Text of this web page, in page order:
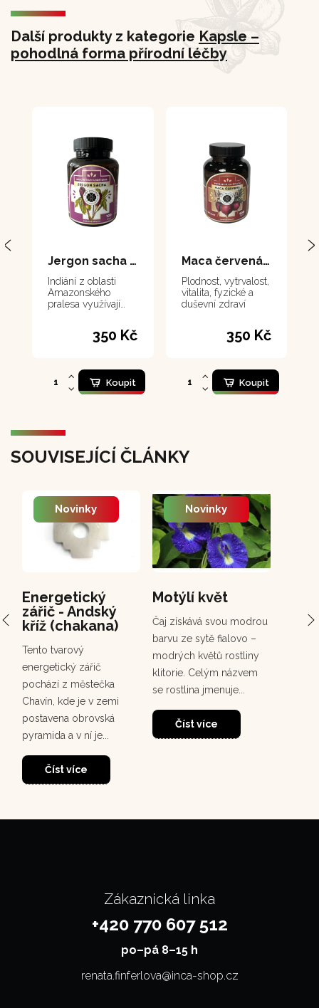
Další produkty z kategorie Kapsle –
pohodlná forma přírodní léčby
Jergon sacha - 100 kapslí
Indiání z oblasti
Amazonského
pralesa využívají
případě hmyzího,
350 Kč
Koupit
Maca červená - 100 kapslí
Plodnost, vytrvalost,
vitalita, fyzické a
duševní zdraví
350 Kč
Koupit
SOUVISEJÍCÍ ČLÁNKY
Energetický
zářič - Andský
kříž (chakana)
Novinky
Tento tvarový
energetický zářič
pochází z městečka
Chavín, kde je v zemi
postavena obrovská
pyramida a v ní je...
Číst více
Motýlí květ
Novinky
Čaj získává svou modrou
barvu ze sytě fialovo –
modrých květů rostliny
klitorie. Celým názvem
se rostlina jmenuje...
Číst více
Zákaznická linka
+420 770 607 512
po–⁠⁠⁠⁠⁠⁠pá 8–15 h
renata.finferlova@inca-shop.cz